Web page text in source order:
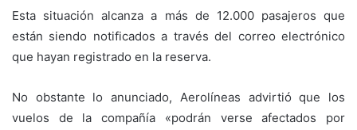
Esta situación alcanza a más de 12.000 pasajeros que
están siendo notificados a través del correo electrónico
que hayan registrado en la reserva.
No obstante lo anunciado, Aerolíneas advirtió que los
vuelos de la compañía «podrán verse afectados por